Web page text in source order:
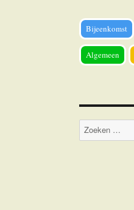
Bijeenkomst
Algemeen
Zoeken
naar: